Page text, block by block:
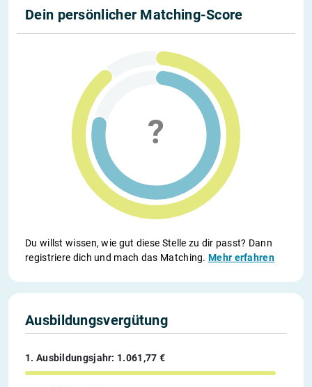
Dein persönlicher Matching-Score
Du willst wissen, wie gut diese Stelle zu dir passt? Dann
registriere dich und mach das Matching.Mehr erfahren
Ausbildungsvergütung
1. Ausbildungsjahr: 1.061,77 €